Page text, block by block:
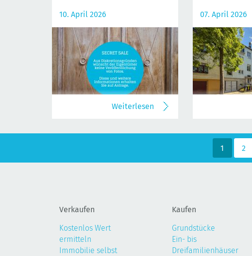
10. April 2026
Weiterlesen
07. April 2026
1 2
Verkaufen
Kostenlos Wert
ermitteln
Immobilie selbst
Kaufen
Grundstücke
Ein- bis
Dreifamilienhäuser